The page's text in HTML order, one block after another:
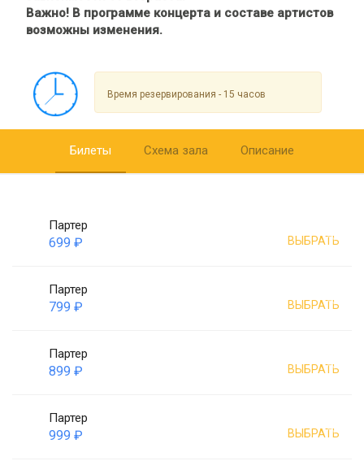
Важно! В программе концерта и составе артистов
возможны изменения.
Время резервирования - 15 часов
Билеты Схема зала Описание
Партер
699 ₽ ВЫБРАТЬ
Партер
799 ₽ ВЫБРАТЬ
Партер
899 ₽ ВЫБРАТЬ
Партер
999 ₽ ВЫБРАТЬ